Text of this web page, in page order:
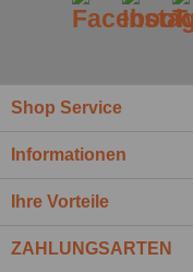
Shop Service
Informationen
Ihre Vorteile
ZAHLUNGSARTEN